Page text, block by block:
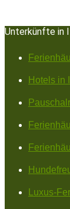
Unterkünfte in
Hotels in
Luxus-